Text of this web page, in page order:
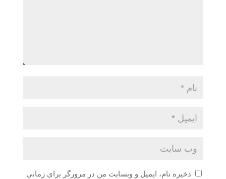
ذخیره نام، ایمیل و وبسایت من در مرورگر برای زمانی